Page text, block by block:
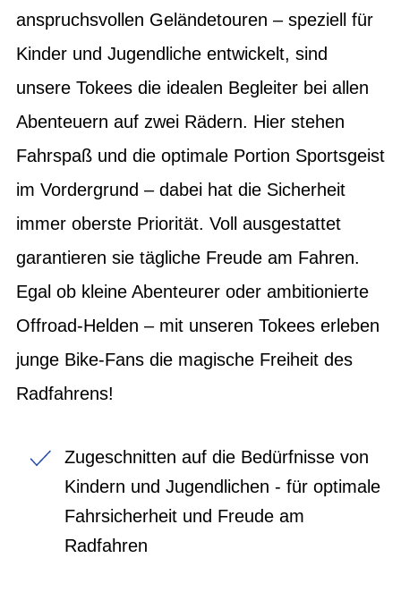
anspruchsvollen Geländetouren – speziell für
Kinder und Jugendliche entwickelt, sind
unsere Tokees die idealen Begleiter bei allen
Abenteuern auf zwei Rädern. Hier stehen
Fahrspaß und die optimale Portion Sportsgeist
im Vordergrund – dabei hat die Sicherheit
immer oberste Priorität. Voll ausgestattet
garantieren sie tägliche Freude am Fahren.
Egal ob kleine Abenteurer oder ambitionierte
Offroad-Helden – mit unseren Tokees erleben
junge Bike-Fans die magische Freiheit des
Radfahrens!
Zugeschnitten auf die Bedürfnisse von
Kindern und Jugendlichen - für optimale
Fahrsicherheit und Freude am
Radfahren